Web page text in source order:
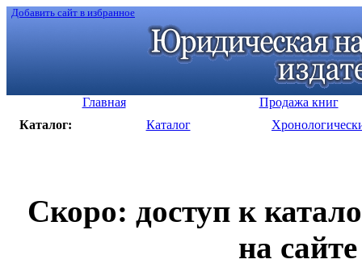
Добавить сайт в избранное
Главная
Продажа книг
Каталог:
Каталог
Скоро: доступ к
на